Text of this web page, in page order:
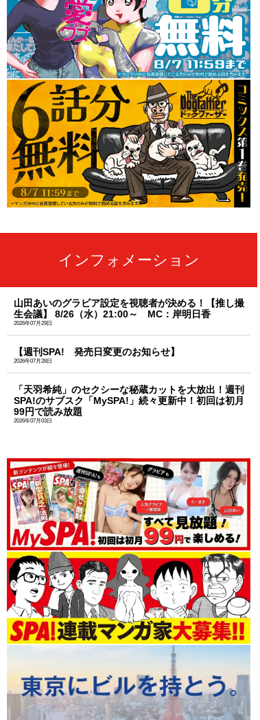
インフォメーション
山田あいのグラビア設定を視聴者が決める！【推し撮
生会議】 8/26（水）21:00～ MC：岸明日香
2026年07月29日
【週刊SPA! 発売日変更のお知らせ】
2026年07月28日
「天羽希純」のセクシーな秘蔵カットを大放出！週刊
SPA!のサブスク「MySPA!」続々更新中！初回は初月
99円で読み放題
2026年07月03日